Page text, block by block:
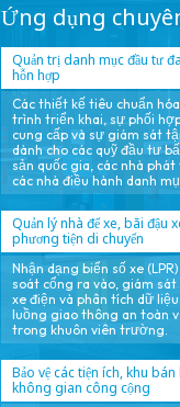
Ứng dụng
Quản trị danh mục đầu tư
hỗn hợp
Các thiết kế tiêu chuẩn
trình triển khai, sự phối
cung cấp và sự giám sát
dành cho các quỹ đầu tư
sản quốc gia, các nhà phát
các nhà điều hành danh
Quản lý nhà để xe, bãi đậu
phương tiện di chuyển
Nhận dạng biển số xe
soát cổng ra vào, giám
xe điện và phân tích dữ
luồng giao thông an toàn
trong khuôn viên trường.
Bảo vệ các tiện ích, khu bán
không gian công cộng